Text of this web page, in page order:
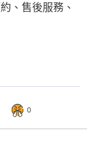
、售後服務、
0